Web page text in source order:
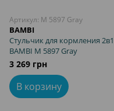
Артикул: M 5897 Gray
BAMBI
Стульчик для кормления 2в1
BAMBI M 5897 Gray
3 269 грн
В корзину